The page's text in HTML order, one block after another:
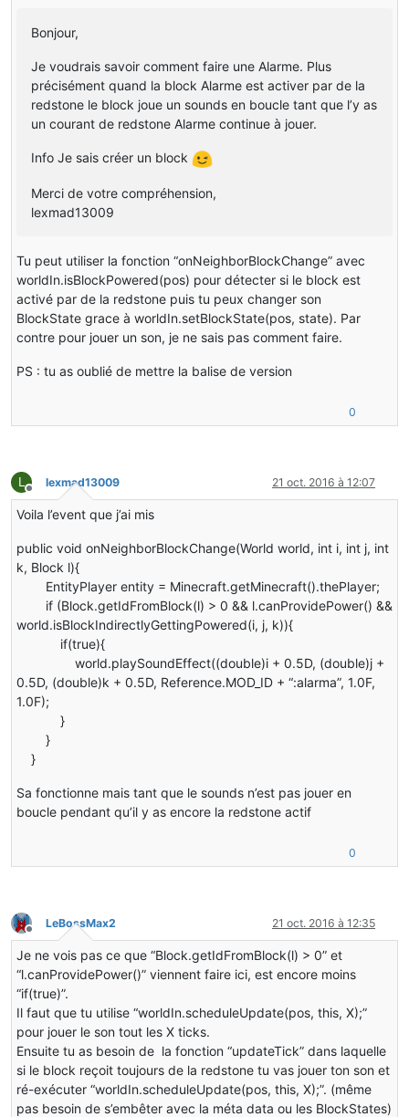
Bonjour,
Je voudrais savoir comment faire une Alarme. Plus
précisément quand la block Alarme est activer par de la
redstone le block joue un sounds en boucle tant que l’y as
un courant de redstone Alarme continue à jouer.
Info Je sais créer un block
Merci de votre compréhension,
lexmad13009
Tu peut utiliser la fonction “onNeighborBlockChange” avec
worldIn.isBlockPowered(pos) pour détecter si le block est
activé par de la redstone puis tu peux changer son
BlockState grace à worldIn.setBlockState(pos, state). Par
contre pour jouer un son, je ne sais pas comment faire.
PS : tu as oublié de mettre la balise de version
0
L
Hors-ligne
lexmad13009 21 oct. 2016 à 12:07
Voila l’event que j’ai mis
public void onNeighborBlockChange(World world, int i, int j, int
k, Block l){
EntityPlayer entity = Minecraft.getMinecraft().thePlayer;
if (Block.getIdFromBlock(l) > 0 && l.canProvidePower() &&
world.isBlockIndirectlyGettingPowered(i, j, k)){
if(true){
world.playSoundEffect((double)i + 0.5D, (double)j +
0.5D, (double)k + 0.5D, Reference.MOD_ID + “:alarma”, 1.0F,
1.0F);
}
}
}
Sa fonctionne mais tant que le sounds n’est pas jouer en
boucle pendant qu’il y as encore la redstone actif
0
Hors-ligne
LeBossMax2 21 oct. 2016 à 12:35
Je ne vois pas ce que “Block.getIdFromBlock(l) > 0” et
“l.canProvidePower()” viennent faire ici, est encore moins
“if(true)”.
Il faut que tu utilise “worldIn.scheduleUpdate(pos, this, X);”
pour jouer le son tout les X ticks.
Ensuite tu as besoin de la fonction “updateTick” dans laquelle
si le block reçoit toujours de la redstone tu vas jouer ton son et
ré-exécuter “worldIn.scheduleUpdate(pos, this, X);”. (même
pas besoin de s’embêter avec la méta data ou les BlockStates)